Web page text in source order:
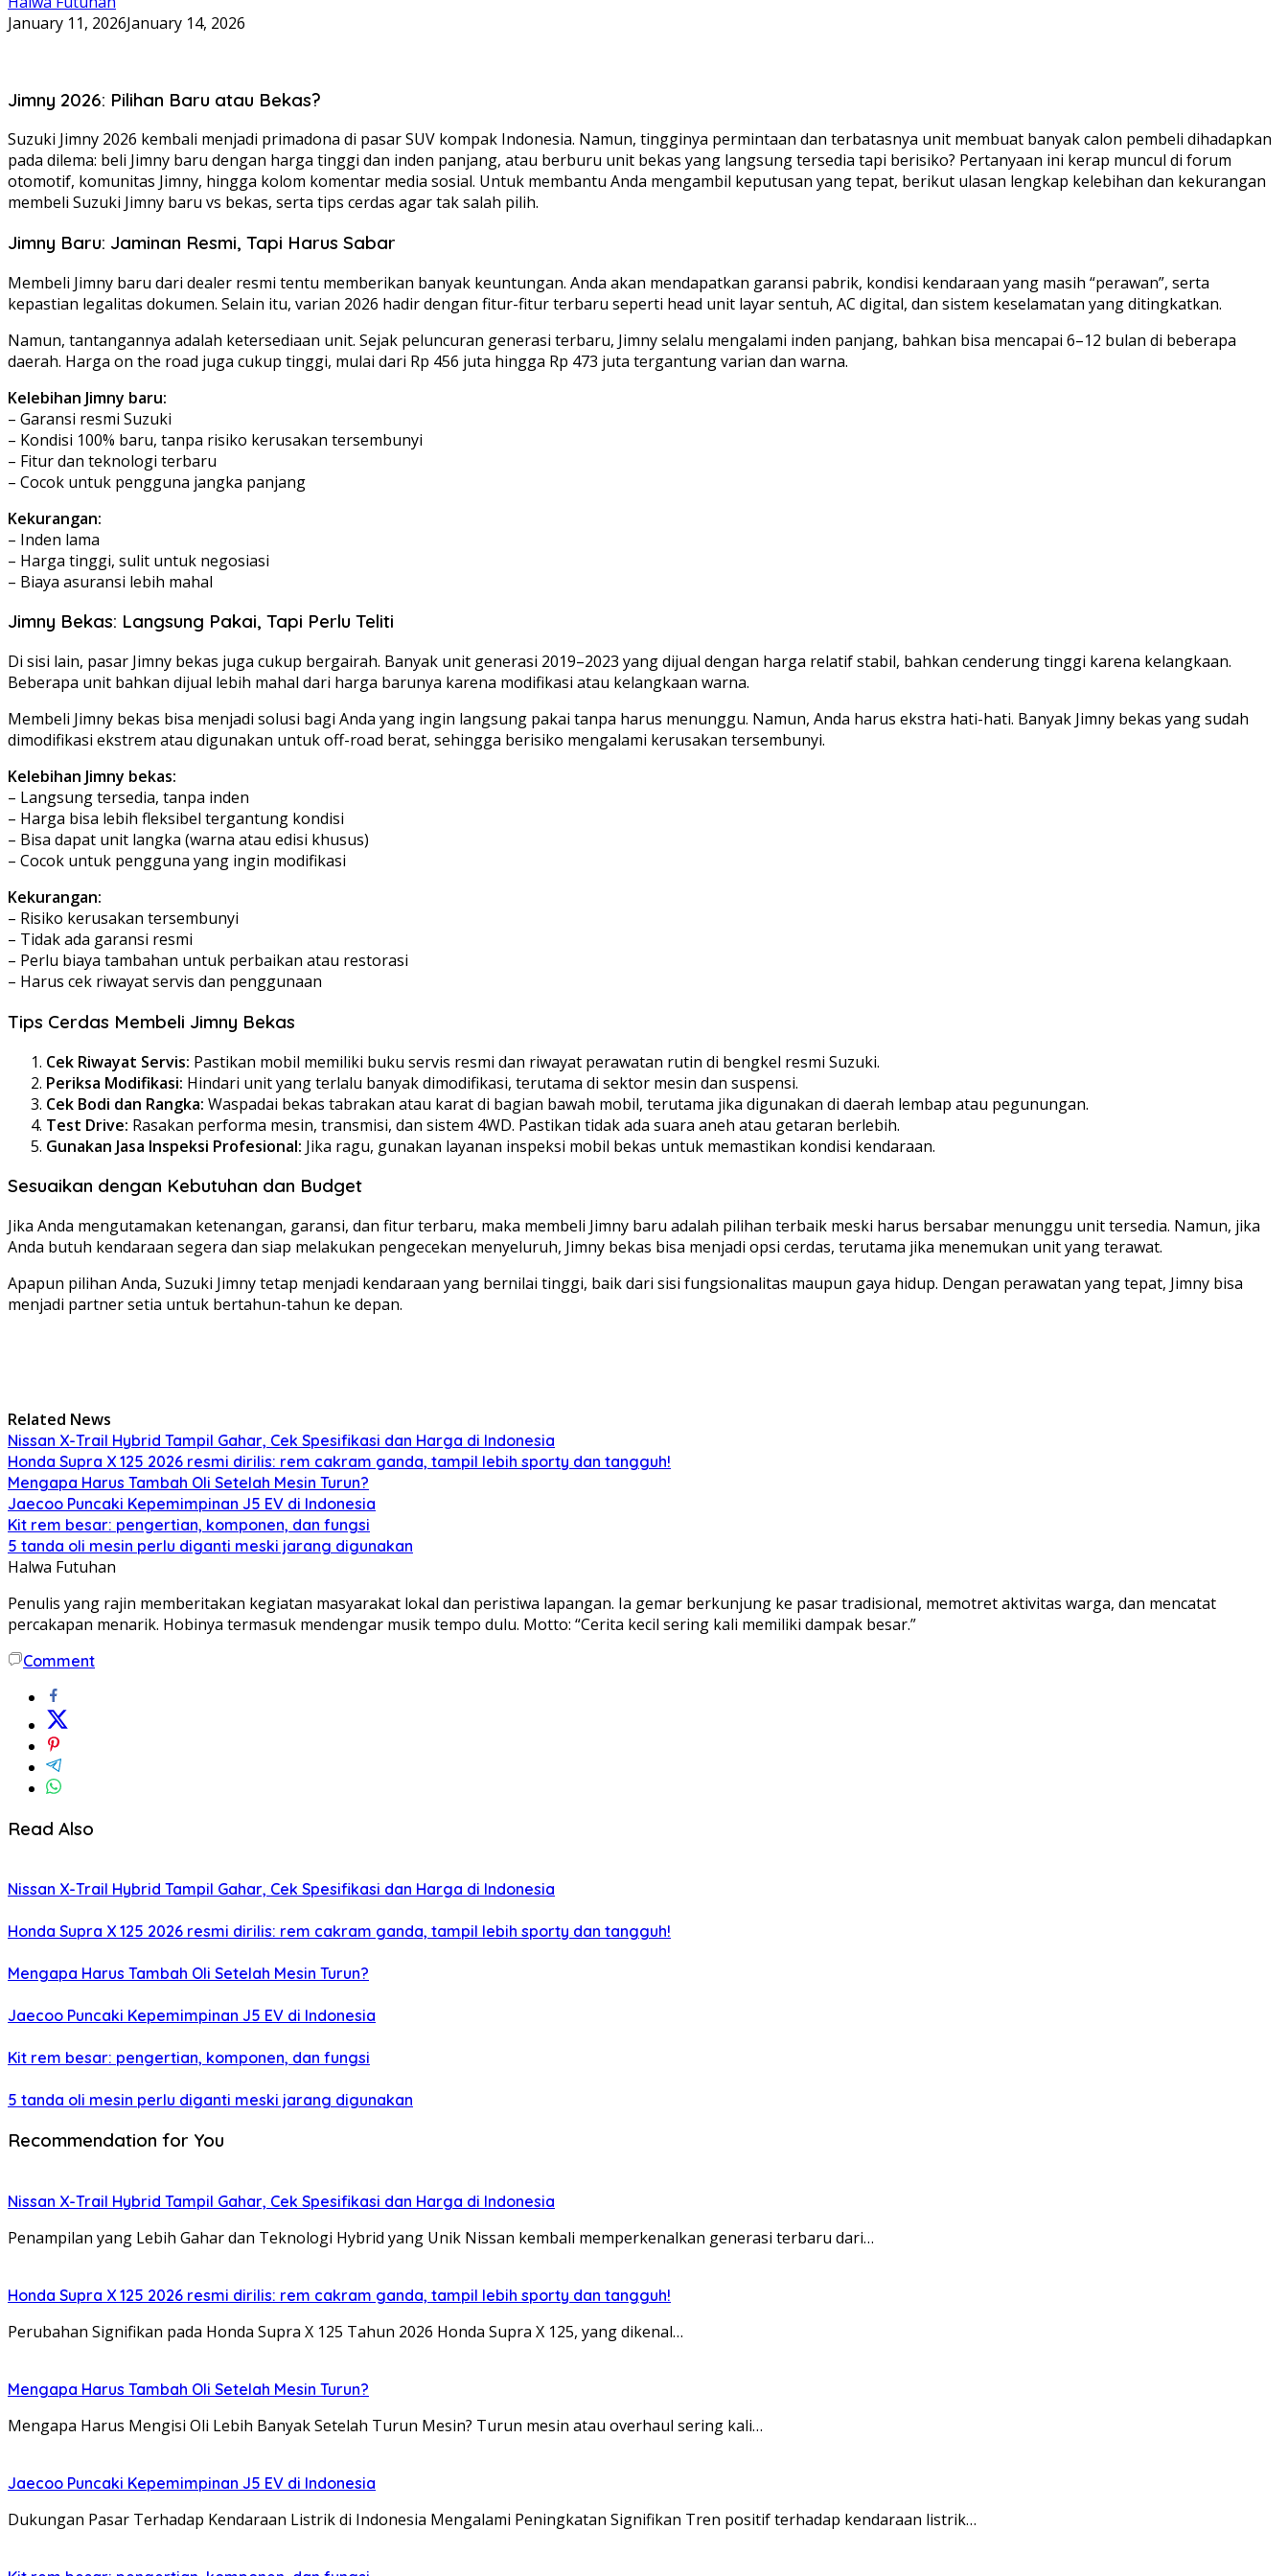
January 11, 2026January 14, 2026
Jimny 2026: Pilihan Baru atau Bekas?
Suzuki Jimny 2026 kembali menjadi primadona di pasar SUV kompak Indonesia. Namun, tingginya permintaan dan terbatasnya unit membuat banyak calon pembeli dihadapkan
pada dilema: beli Jimny baru dengan harga tinggi dan inden panjang, atau berburu unit bekas yang langsung tersedia tapi berisiko? Pertanyaan ini kerap muncul di forum
otomotif, komunitas Jimny, hingga kolom komentar media sosial. Untuk membantu Anda mengambil keputusan yang tepat, berikut ulasan lengkap kelebihan dan kekurangan
membeli Suzuki Jimny baru vs bekas, serta tips cerdas agar tak salah pilih.
Jimny Baru: Jaminan Resmi, Tapi Harus Sabar
Membeli Jimny baru dari dealer resmi tentu memberikan banyak keuntungan. Anda akan mendapatkan garansi pabrik, kondisi kendaraan yang masih “perawan”, serta
kepastian legalitas dokumen. Selain itu, varian 2026 hadir dengan fitur-fitur terbaru seperti head unit layar sentuh, AC digital, dan sistem keselamatan yang ditingkatkan.
Namun, tantangannya adalah ketersediaan unit. Sejak peluncuran generasi terbaru, Jimny selalu mengalami inden panjang, bahkan bisa mencapai 6–12 bulan di beberapa
daerah. Harga on the road juga cukup tinggi, mulai dari Rp 456 juta hingga Rp 473 juta tergantung varian dan warna.
Kelebihan Jimny baru:
– Garansi resmi Suzuki
– Kondisi 100% baru, tanpa risiko kerusakan tersembunyi
– Fitur dan teknologi terbaru
– Cocok untuk pengguna jangka panjang
Kekurangan:
– Inden lama
– Harga tinggi, sulit untuk negosiasi
– Biaya asuransi lebih mahal
Jimny Bekas: Langsung Pakai, Tapi Perlu Teliti
Di sisi lain, pasar Jimny bekas juga cukup bergairah. Banyak unit generasi 2019–2023 yang dijual dengan harga relatif stabil, bahkan cenderung tinggi karena kelangkaan.
Beberapa unit bahkan dijual lebih mahal dari harga barunya karena modifikasi atau kelangkaan warna.
Membeli Jimny bekas bisa menjadi solusi bagi Anda yang ingin langsung pakai tanpa harus menunggu. Namun, Anda harus ekstra hati-hati. Banyak Jimny bekas yang sudah
dimodifikasi ekstrem atau digunakan untuk off-road berat, sehingga berisiko mengalami kerusakan tersembunyi.
Kelebihan Jimny bekas:
– Langsung tersedia, tanpa inden
– Harga bisa lebih fleksibel tergantung kondisi
– Bisa dapat unit langka (warna atau edisi khusus)
– Cocok untuk pengguna yang ingin modifikasi
Kekurangan:
– Risiko kerusakan tersembunyi
– Tidak ada garansi resmi
– Perlu biaya tambahan untuk perbaikan atau restorasi
– Harus cek riwayat servis dan penggunaan
Tips Cerdas Membeli Jimny Bekas
Cek Riwayat Servis: Pastikan mobil memiliki buku servis resmi dan riwayat perawatan rutin di bengkel resmi Suzuki.
Periksa Modifikasi: Hindari unit yang terlalu banyak dimodifikasi, terutama di sektor mesin dan suspensi.
Cek Bodi dan Rangka: Waspadai bekas tabrakan atau karat di bagian bawah mobil, terutama jika digunakan di daerah lembap atau pegunungan.
Test Drive: Rasakan performa mesin, transmisi, dan sistem 4WD. Pastikan tidak ada suara aneh atau getaran berlebih.
Gunakan Jasa Inspeksi Profesional: Jika ragu, gunakan layanan inspeksi mobil bekas untuk memastikan kondisi kendaraan.
Sesuaikan dengan Kebutuhan dan Budget
Jika Anda mengutamakan ketenangan, garansi, dan fitur terbaru, maka membeli Jimny baru adalah pilihan terbaik meski harus bersabar menunggu unit tersedia. Namun, jika
Anda butuh kendaraan segera dan siap melakukan pengecekan menyeluruh, Jimny bekas bisa menjadi opsi cerdas, terutama jika menemukan unit yang terawat.
Apapun pilihan Anda, Suzuki Jimny tetap menjadi kendaraan yang bernilai tinggi, baik dari sisi fungsionalitas maupun gaya hidup. Dengan perawatan yang tepat, Jimny bisa
menjadi partner setia untuk bertahun-tahun ke depan.
Related News
Nissan X-Trail Hybrid Tampil Gahar, Cek Spesifikasi dan Harga di Indonesia
Honda Supra X 125 2026 resmi dirilis: rem cakram ganda, tampil lebih sporty dan tangguh!
Mengapa Harus Tambah Oli Setelah Mesin Turun?
Jaecoo Puncaki Kepemimpinan J5 EV di Indonesia
Kit rem besar: pengertian, komponen, dan fungsi
5 tanda oli mesin perlu diganti meski jarang digunakan
Halwa Futuhan
Penulis yang rajin memberitakan kegiatan masyarakat lokal dan peristiwa lapangan. Ia gemar berkunjung ke pasar tradisional, memotret aktivitas warga, dan mencatat
percakapan menarik. Hobinya termasuk mendengar musik tempo dulu. Motto: “Cerita kecil sering kali memiliki dampak besar.”
Comment
Read Also
Nissan X-Trail Hybrid Tampil Gahar, Cek Spesifikasi dan Harga di Indonesia
Honda Supra X 125 2026 resmi dirilis: rem cakram ganda, tampil lebih sporty dan tangguh!
Mengapa Harus Tambah Oli Setelah Mesin Turun?
Jaecoo Puncaki Kepemimpinan J5 EV di Indonesia
Kit rem besar: pengertian, komponen, dan fungsi
5 tanda oli mesin perlu diganti meski jarang digunakan
Recommendation for You
Nissan X-Trail Hybrid Tampil Gahar, Cek Spesifikasi dan Harga di Indonesia
Penampilan yang Lebih Gahar dan Teknologi Hybrid yang Unik Nissan kembali memperkenalkan generasi terbaru dari…
Honda Supra X 125 2026 resmi dirilis: rem cakram ganda, tampil lebih sporty dan tangguh!
Perubahan Signifikan pada Honda Supra X 125 Tahun 2026 Honda Supra X 125, yang dikenal…
Mengapa Harus Tambah Oli Setelah Mesin Turun?
Mengapa Harus Mengisi Oli Lebih Banyak Setelah Turun Mesin? Turun mesin atau overhaul sering kali…
Jaecoo Puncaki Kepemimpinan J5 EV di Indonesia
Dukungan Pasar Terhadap Kendaraan Listrik di Indonesia Mengalami Peningkatan Signifikan Tren positif terhadap kendaraan listrik…